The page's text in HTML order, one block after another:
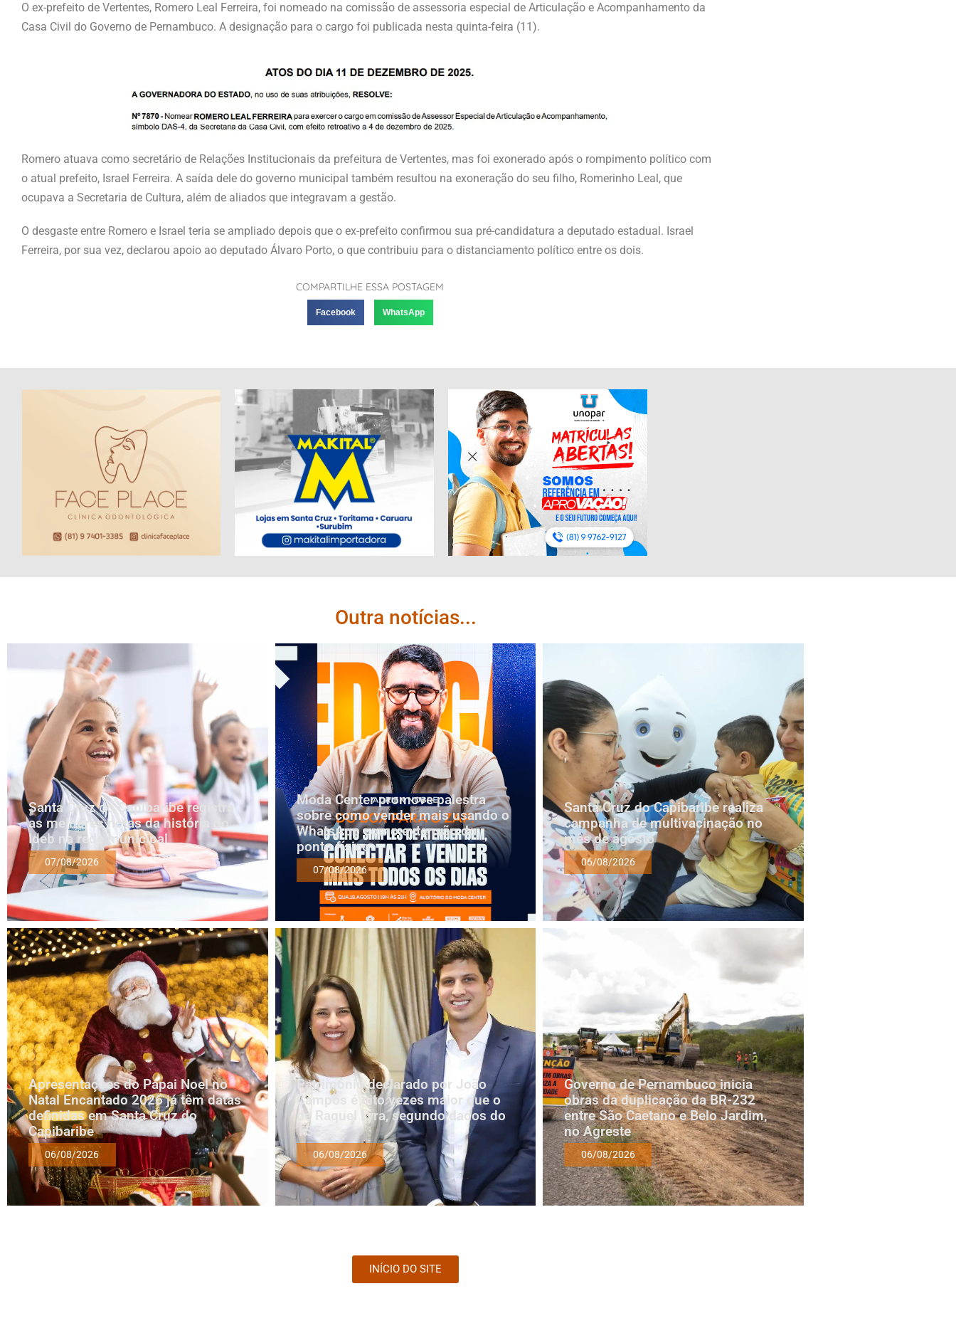
O ex-prefeito de Vertentes, Romero Leal Ferreira, foi nomeado na comissão de assessoria especial de Articulação e Acompanhamento da
Casa Civil do Governo de Pernambuco. A designação para o cargo foi publicada nesta quinta-feira (11).
Romero atuava como secretário de Relações Institucionais da prefeitura de Vertentes, mas foi exonerado após o rompimento político com
o atual prefeito, Israel Ferreira. A saída dele do governo municipal também resultou na exoneração do seu filho, Romerinho Leal, que
ocupava a Secretaria de Cultura, além de aliados que integravam a gestão.
O desgaste entre Romero e Israel teria se ampliado depois que o ex-prefeito confirmou sua pré-candidatura a deputado estadual. Israel
Ferreira, por sua vez, declarou apoio ao deputado Álvaro Porto, o que contribuiu para o distanciamento político entre os dois.
COMPARTILHE ESSA POSTAGEM
Facebook WhatsApp
Outra notícias...
Santa Cruz do Capibaribe registra
as melhores notas da história do
Ideb na rede municipal
07/08/2026
Moda Center promove palestra
sobre como vender mais usando o
WhatsApp como extensão do
ponto físico
07/08/2026
Santa Cruz do Capibaribe realiza
campanha de multivacinação no
mês de agosto
06/08/2026
Apresentações do Papai Noel no
Natal Encantado 2026 já têm datas
definidas em Santa Cruz do
Capibaribe
06/08/2026
Patrimônio declarado por João
Campos é oito vezes maior que o
de Raquel Lyra, segundo dados do
TSE
06/08/2026
Governo de Pernambuco inicia
obras da duplicação da BR-232
entre São Caetano e Belo Jardim,
no Agreste
06/08/2026
INÍCIO DO SITE